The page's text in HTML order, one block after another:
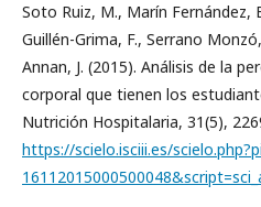
Soto Ruiz, M., Marín Fernández,
Guillén-Grima, F., Serrano
Annan, J. (2015). Análisis de la
corporal que tienen los
Nutrición Hospitalaria, 31(5),
https://scielo.isciii.es/